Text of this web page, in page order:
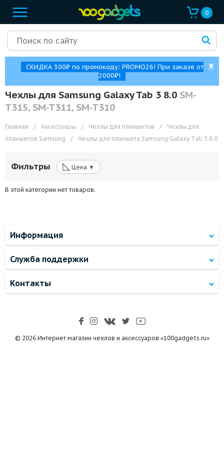
0
СКИДКА 300₽ по промокоду: PROMO26! При заказе от
2000₽!
✖
Чехлы для Samsung Galaxy Tab 3 8.0 SM-
T315, SM-T311, SM-T310
Главная / Аксессуары / Чехлы для планшетов /
Чехлы для
планшетов Samsung
/ Чехлы для планшета Samsung Galaxy Tab 3 8.0
Фильтры ◺ Цена ▼
В этой категории нет товаров.
Информация
Служба поддержки
Контакты
© 2026 Интернет магазин чехлов и аксессуаров «100gadgets.ru»